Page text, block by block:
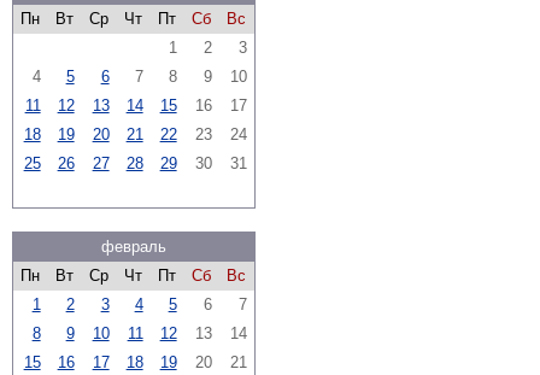
Пн
Вт Ср Чт Пт Сб
Вс
1
2
3
4
5 6 7 8 9
10
11
12 13 14 15 16
17
18
19 20 21 22 23
24
25
26 27 28 29 30 31
февраль
Пн
Вт Ср Чт Пт Сб
Вс
1
2 3 4 5 6
7
8
9 10 11 12 13
14
15
16 17 18 19 20
21